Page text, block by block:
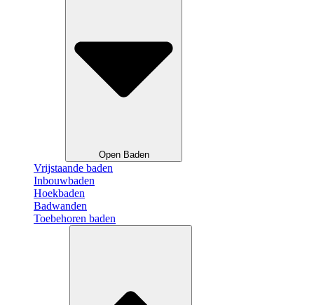
Open Baden
Vrijstaande baden
Inbouwbaden
Hoekbaden
Badwanden
Toebehoren baden